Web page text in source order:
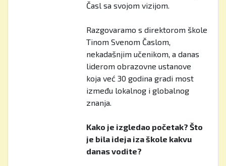
Časl sa svojom vizijom.
Razgovaramo s direktorom škole
Tinom Svenom Časlom,
nekadašnjim učenikom, a danas
liderom obrazovne ustanove
koja već 30 godina gradi most
između lokalnog i globalnog
znanja.
Kako je izgledao početak? Što
je bila ideja iza škole kakvu
danas vodite?